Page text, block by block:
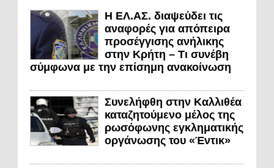
Η ΕΛ.ΑΣ. διαψεύδει τις
αναφορές για απόπειρα
προσέγγισης ανήλικης
στην Κρήτη – Τι συνέβη
σύμφωνα με την επίσημη ανακοίνωση
Συνελήφθη στην Καλλιθέα
καταζητούμενο μέλος της
ρωσόφωνης εγκληματικής
οργάνωσης του «Έντικ»